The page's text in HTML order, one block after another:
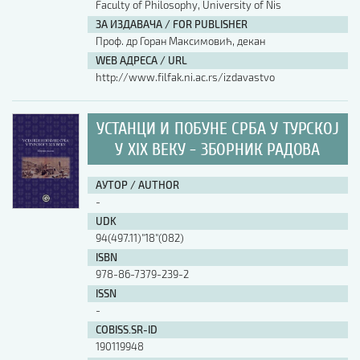
Faculty of Philosophy, University of Nis
ЗА ИЗДАВАЧА / FOR PUBLISHER
Проф. др Горан Максимовић, декан
WEB АДРЕСА / URL
http://www.filfak.ni.ac.rs/izdavastvo
УСТАНЦИ И ПОБУНЕ СРБА У ТУРСКОЈ
У XIX ВЕКУ - ЗБОРНИК РАДОВА
АУТОР / AUTHOR
-
UDK
94(497.11)"18"(082)
ISBN
978-86-7379-239-2
ISSN
-
COBISS.SR-ID
190119948